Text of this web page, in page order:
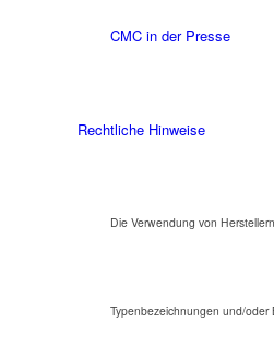
CMC in der Presse
Rechtliche Hinweise
Die Verwendung von
Typenbezeichnungen und/oder